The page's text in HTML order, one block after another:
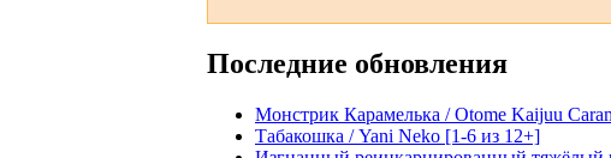
Последние обновления
Монстрик Карамелька / Otome Kaijuu
Табакошка / Yani Neko [1-6 из 12+]